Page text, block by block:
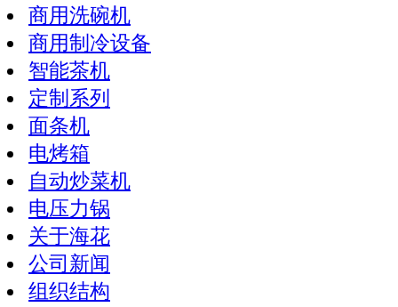
商用洗碗机
商用制冷设备
智能茶机
定制系列
面条机
电烤箱
自动炒菜机
电压力锅
关于海花
公司新闻
组织结构